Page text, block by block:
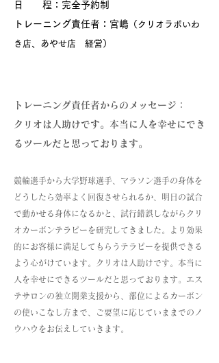
日 程：完全予約制
トレーニング責任者：宮嶋 （クリオラボいわ
き店、あやせ店 経営）
トレーニング責任者からのメッセージ：
クリオは人助けです。本当に人を幸せにでき
るツールだと思っております。
競輪選手から大学野球選手、マラソン選手の身体を
どうしたら効率よく回復させられるか、明日の試合
で動かせる身体になるかと、試行錯誤しながらクリ
オカーボンテラピーを研究してきました。より効果
的にお客様に満足してもらうテラピーを提供できる
よう心がけています。クリオは人助けです。本当に
人を幸せにできるツールだと思っております。エス
テサロンの独立開業支援から、部位によるカーボン
の使いこなし方まで、ご要望に応じていままでのノ
ウハウをお伝えしていきます。